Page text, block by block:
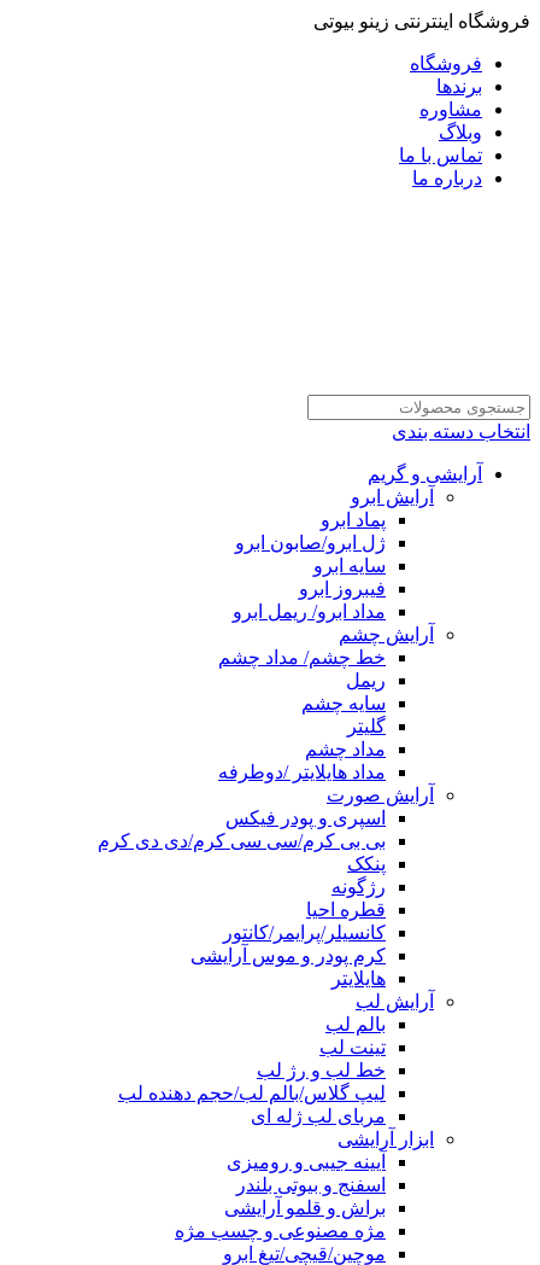
فروشگاه اینترنتی زینو بیوتی
فروشگاه
برندها
مشاوره
وبلاگ
تماس با ما
درباره ما
انتخاب دسته بندی
آرایشی و گریم
آرایش ابرو
پماد ابرو
ژل ابرو/صابون ابرو
سایه ابرو
فیبروز ابرو
مداد ابرو/ ریمل ابرو
آرایش چشم
خط چشم/ مداد چشم
ریمل
سایه چشم
گلیتر
مداد چشم
مداد هایلایتر /دوطرفه
آرایش صورت
اسپری و پودر فیکس
بی بی کرم/سی سی کرم/دی دی کرم
پنکک
رژگونه
قطره احیا
کانسیلر/پرایمر/کانتور
کرم پودر و موس آرایشی
هایلایتر
آرایش لب
بالم لب
تینت لب
خط لب و رژ لب
لیپ گلاس/بالم لب/حجم دهنده لب
مربای لب ژله ای
ابزار آرایشی
آیینه جیبی و رومیزی
اسفنج و بیوتی بلندر
براش و قلمو آرایشی
مژه مصنوعی و چسب مژه
موچین/قیچی/تیغ ابرو